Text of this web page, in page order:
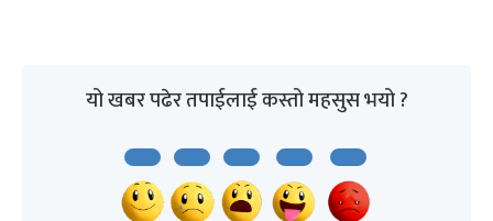
यो खबर पढेर तपाईलाई कस्तो महसुस भयो ?